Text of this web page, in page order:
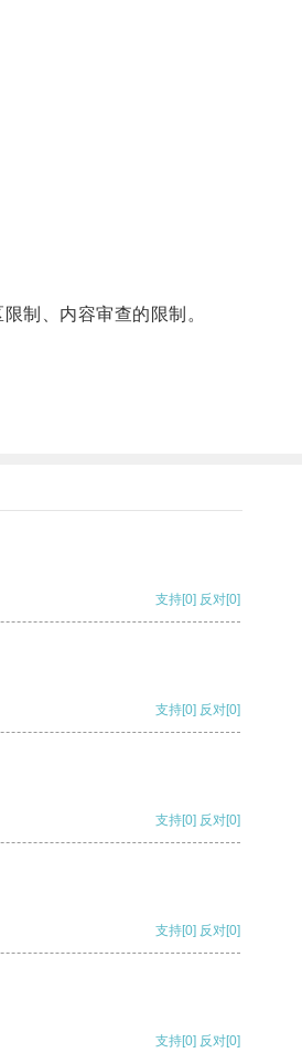
制、内容审查的限制。
支持[0] 反对[0]
支持[0] 反对[0]
支持[0] 反对[0]
支持[0] 反对[0]
支持[0] 反对[0]